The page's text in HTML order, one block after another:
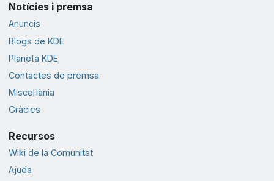
Notícies i premsa
Anuncis
Blogs de KDE
Planeta KDE
Contactes de premsa
Miscel·lània
Gràcies
Recursos
Wiki de la Comunitat
Ajuda